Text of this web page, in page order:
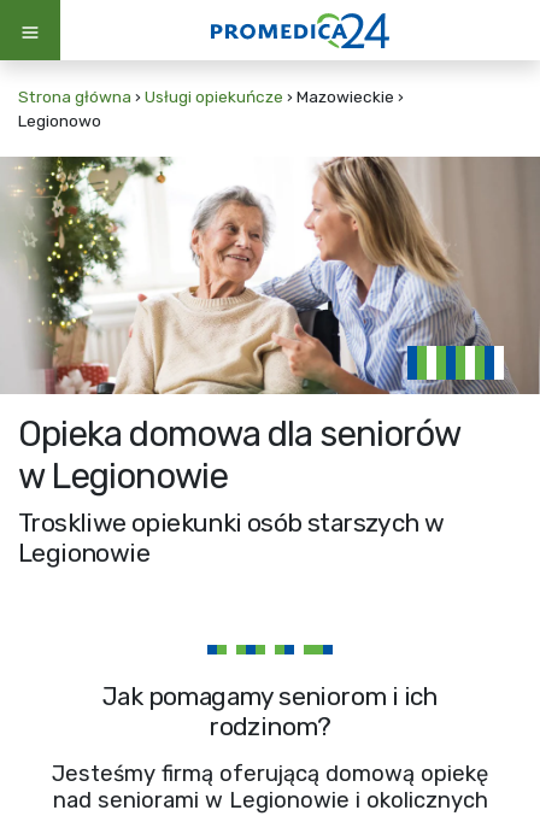
Strona główna › Usługi opiekuńcze › Mazowieckie ›
Legionowo
Opieka domowa dla seniorów
w Legionowie
Troskliwe opiekunki osób starszych w
Legionowie
Jak pomagamy seniorom i ich
rodzinom?
Jesteśmy firmą oferującą domową opiekę
nad seniorami w Legionowie i okolicznych